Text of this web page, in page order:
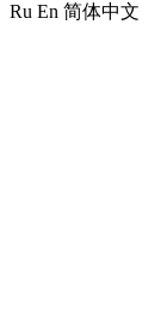
Ru En 简体中文